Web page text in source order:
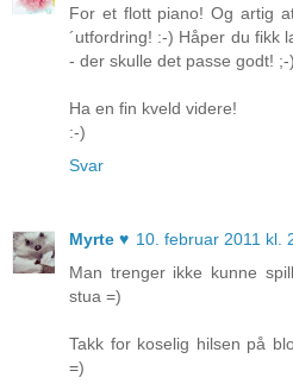
For et flott piano! Og artig
´utfordring! :-) Håper du fikk
- der skulle det passe godt! ;-)
Ha en fin kveld videre!
:-)
Svar
Myrte ♥ 10. februar 2011 kl.
Man trenger ikke kunne
stua =)
Takk for koselig hilsen på
=)